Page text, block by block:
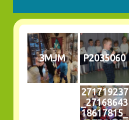
3MJM P2035060
271719237
_27168643
18617815_